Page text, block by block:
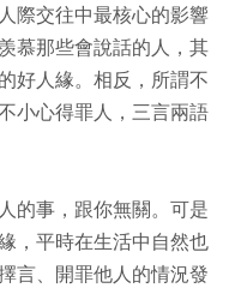
際交往中最核心的影響
慕那些會說話的人，其
好人緣。相反，所謂不
小心得罪人，三言兩語
的事，跟你無關。可是
，平時在生活中自然也
言、開罪他人的情況發